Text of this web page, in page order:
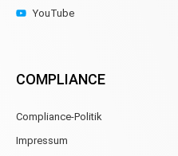
YouTube
COMPLIANCE
Compliance-Politik
Impressum